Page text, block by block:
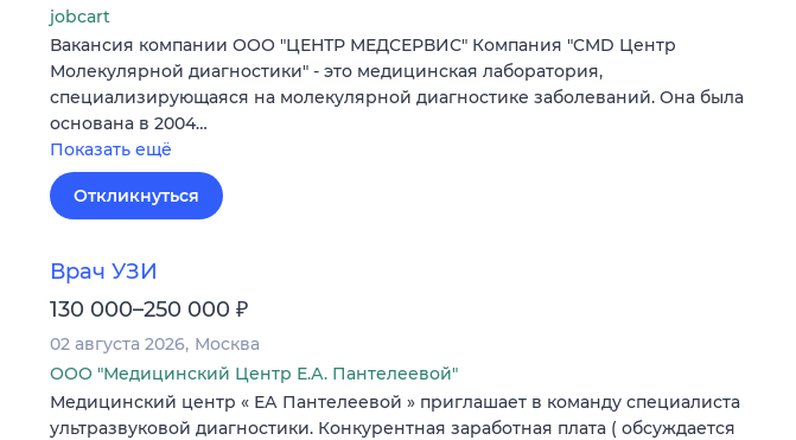
Гороскопы
jobcart
Вакансия компании ООО "ЦЕНТР МЕДСЕРВИС" Компания "CMD Центр
Молекулярной диагностики" - это медицинская лаборатория,
специализирующаяся на молекулярной диагностике заболеваний. Она была
основана в 2004…
Показать ещё
Откликнуться
Врач УЗИ
130 000–250 000 ₽
02 августа 2026 Москва
ООО "Медицинский Центр Е.А. Пантелеевой"
Медицинский центр « ЕА Пантелеевой » приглашает в команду специалиста
ультразвуковой диагностики. Конкурентная заработная плата ( обсуждается